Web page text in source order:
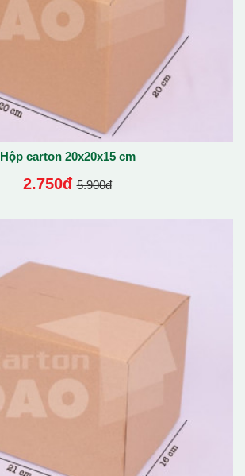
Hộp carton 20x20x15 cm
2.750đ 5.900đ